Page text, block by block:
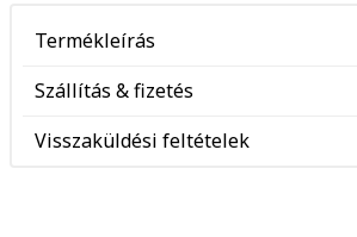
Termékleírás
Szállítás & fizetés
Visszaküldési feltételek